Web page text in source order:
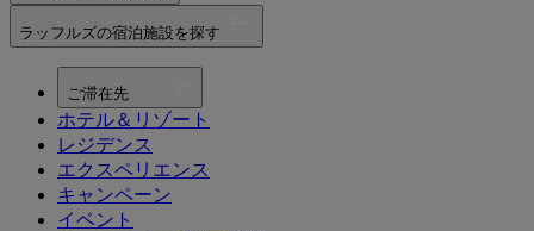
ラッフルズの宿泊施設を探す
ご滞在先
ホテル＆リゾート
レジデンス
エクスペリエンス
キャンペーン
イベント